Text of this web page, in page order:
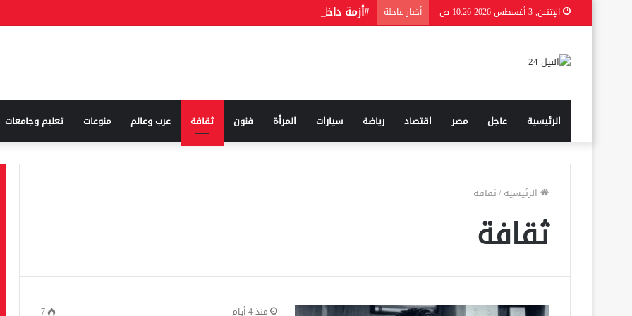
الإثنين, 3 أغسطس 2026 10:26 ص أخبار عاجلة #أزمة داخل الجيش الإسرائيلي.. خلاف علني بين كاتس وزامير بسبب قائد
الرئيسية عاجل مصر اقتصاد رياضة سيارات المرأة فنون ثقافة عرب وعالم منوعات تعليم وجامعات
الرئيسية/ثقافة
ثقافة
منذ 4 أيام 7